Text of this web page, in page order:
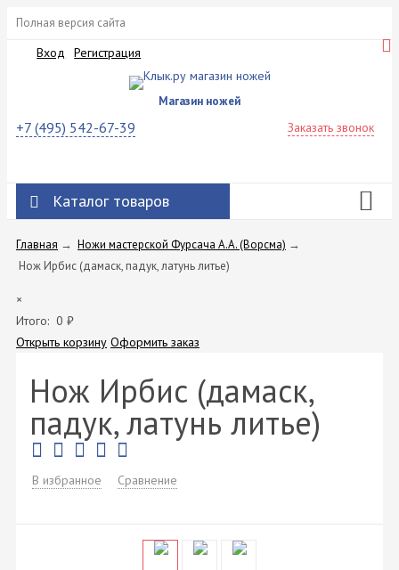
Полная версия сайта
Вход Регистрация
Магазин ножей
+7 (495) 542-67-39 Заказать звонок
Каталог товаров
Главная → Ножи мастерской Фурсача А.А. (Ворсма) →
Нож Ирбис (дамаск, падук, латунь литье)
×
Итого: 0 ₽
Открыть корзину Оформить заказ
Нож Ирбис (дамаск,
падук, латунь литье)
В избранное Сравнение